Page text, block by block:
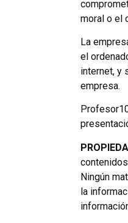
moral o el
La
el
internet, y
empresa.
Ningún
la